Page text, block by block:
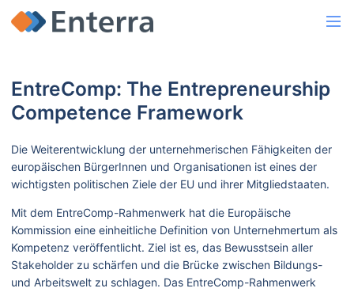
EntreComp: The Entrepreneurship
Competence Framework
Die Weiterentwicklung der unternehmerischen Fähigkeiten der
europäischen BürgerInnen und Organisationen ist eines der
wichtigsten politischen Ziele der EU und ihrer Mitgliedstaaten.
Mit dem EntreComp-Rahmenwerk hat die Europäische
Kommission eine einheitliche Definition von Unternehmertum als
Kompetenz veröffentlicht. Ziel ist es, das Bewusstsein aller
Stakeholder zu schärfen und die Brücke zwischen Bildungs-
und Arbeitswelt zu schlagen. Das EntreComp-Rahmenwerk